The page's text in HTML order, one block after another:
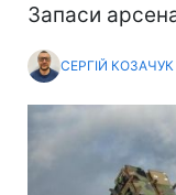
Запаси
СЕРГІЙ КОЗАЧУК